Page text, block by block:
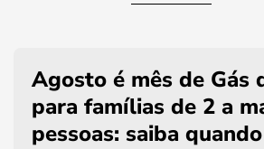
Agosto é mês de Gás
para famílias de 2 a
pessoas: saiba